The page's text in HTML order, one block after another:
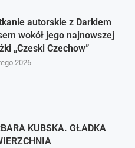
autorskie z Darkiem
wokół jego najnowszej
„Czeski Czechow”
2026
KUBSKA. GŁADKA